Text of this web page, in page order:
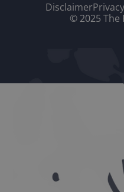
DisclaimerPrivacy
© 2025 The